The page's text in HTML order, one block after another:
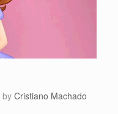
by Cristiano Machado